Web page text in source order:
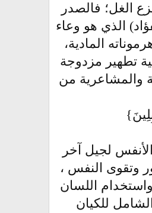
الغل؛ فالصدر
الذي هو وعاء
المادية،
تطهير مزدوجة
والمشاعرية من
لجيل آخر
وتقوى النفس ،
اللسان
للكيان